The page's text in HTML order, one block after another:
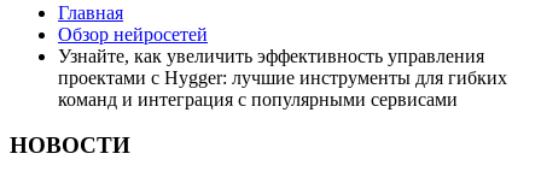
Главная
Обзор нейросетей
Узнайте, как увеличить эффективность управления
проектами с Hygger: лучшие инструменты для гибких
команд и интеграция с популярными сервисами
НОВОСТИ